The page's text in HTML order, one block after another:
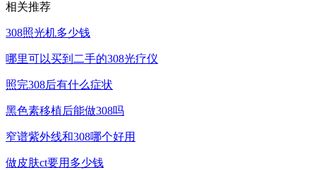
相关推荐
308照光机多少钱
哪里可以买到二手的308光疗仪
照完308后有什么症状
黑色素移植后能做308吗
窄谱紫外线和308哪个好用
做皮肤ct要用多少钱